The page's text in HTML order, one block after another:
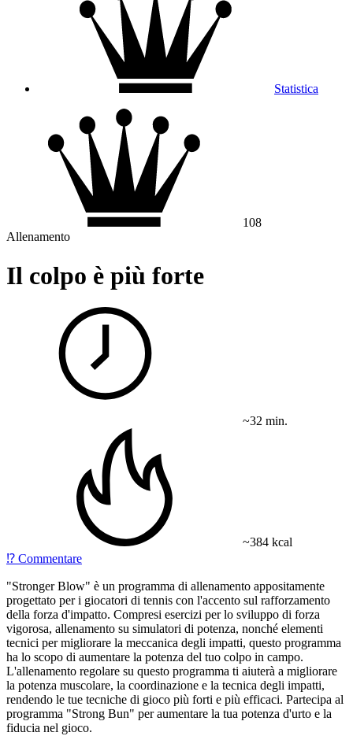
Statistica
108
Allenamento
Il colpo è più forte
~32 min.
~384 kcal
⁉️ Commentare
"Stronger Blow" è un programma di allenamento appositamente
progettato per i giocatori di tennis con l'accento sul rafforzamento
della forza d'impatto. Compresi esercizi per lo sviluppo di forza
vigorosa, allenamento su simulatori di potenza, nonché elementi
tecnici per migliorare la meccanica degli impatti, questo programma
ha lo scopo di aumentare la potenza del tuo colpo in campo.
L'allenamento regolare su questo programma ti aiuterà a migliorare
la potenza muscolare, la coordinazione e la tecnica degli impatti,
rendendo le tue tecniche di gioco più forti e più efficaci. Partecipa al
programma "Strong Bun" per aumentare la tua potenza d'urto e la
fiducia nel gioco.